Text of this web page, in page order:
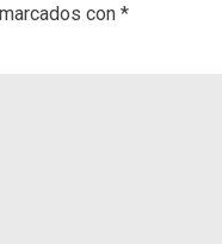
con *